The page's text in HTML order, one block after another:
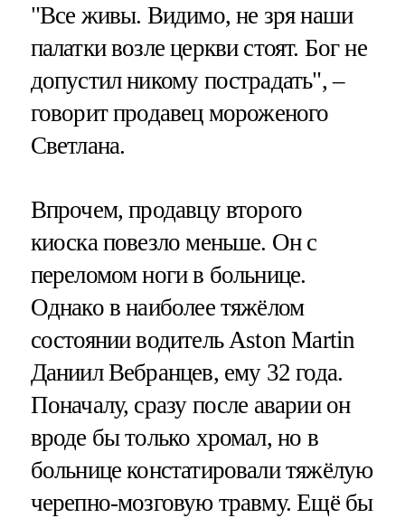
"Все живы. Видимо, не зря наши
палатки возле церкви стоят. Бог не
допустил никому пострадать", –
говорит продавец мороженого
Светлана.
Впрочем, продавцу второго
киоска повезло меньше. Он с
переломом ноги в больнице.
Однако в наиболее тяжёлом
состоянии водитель Aston Martin
Даниил Вебранцев, ему 32 года.
Поначалу, сразу после аварии он
вроде бы только хромал, но в
больнице констатировали тяжёлую
черепно-мозговую травму. Ещё бы